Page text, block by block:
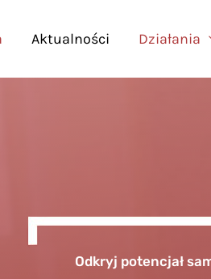
Aktualności Działania
Odkryj potencjał